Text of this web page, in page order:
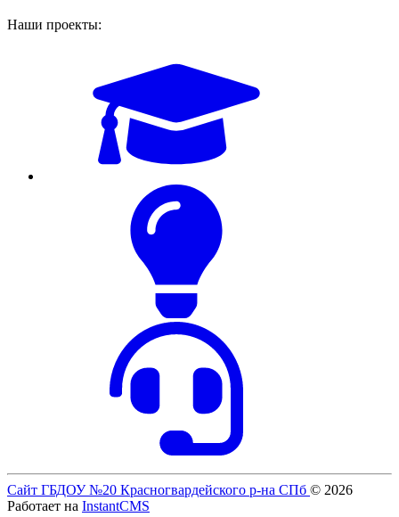
Наши проекты:
Сайт ГБДОУ №20 Красногвардейского р-на СПб © 2026
Работает на InstantCMS